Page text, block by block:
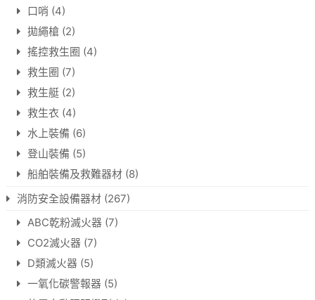
口哨 (4)
拋繩槍 (2)
搖控救生圈 (4)
救生圈 (7)
救生艇 (2)
救生衣 (4)
水上裝備 (6)
登山裝備 (5)
船舶裝備及救難器材 (8)
消防安全設備器材 (267)
ABC乾粉滅火器 (7)
CO2滅火器 (7)
D類滅火器 (5)
一氧化碳警報器 (5)